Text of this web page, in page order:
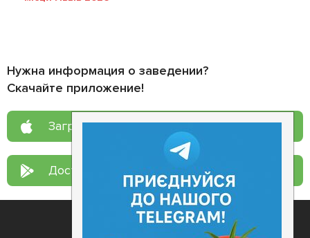
Нужна информация о заведении?
Скачайте приложение!
Загрузите в App Store
Доступно в Google Play